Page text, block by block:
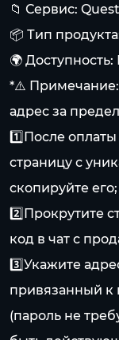
📁 Сервис:
📦 Тип
🌍
*⚠️ Примечание:
адрес за
1️⃣После
страницу с
скопируйте его;
2️⃣Прокрутите
код в чат с
3️⃣Укажите
привязанный к
(пароль не